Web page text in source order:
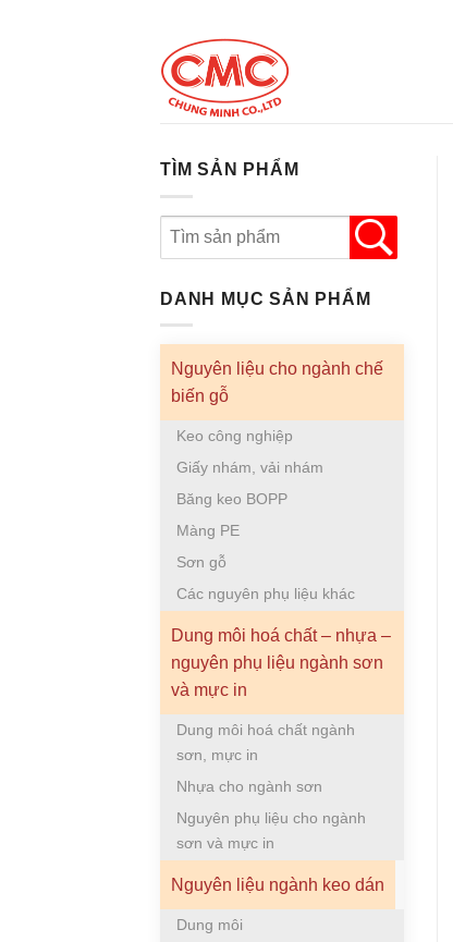
TÌM SẢN PHẨM
DANH MỤC SẢN PHẨM
Nguyên liệu cho ngành chế
biến gỗ
Keo công nghiệp
Giấy nhám, vải nhám
Băng keo BOPP
Màng PE
Sơn gỗ
Các nguyên phụ liệu khác
Dung môi hoá chất – nhựa –
nguyên phụ liệu ngành sơn
và mực in
Dung môi hoá chất ngành
sơn, mực in
Nhựa cho ngành sơn
Nguyên phụ liệu cho ngành
sơn và mực in
Nguyên liệu ngành keo dán
Dung môi